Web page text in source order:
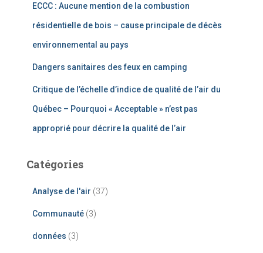
ECCC : Aucune mention de la combustion
résidentielle de bois – cause principale de décès
environnemental au pays
Dangers sanitaires des feux en camping
Critique de l’échelle d’indice de qualité de l’air du
Québec – Pourquoi « Acceptable » n’est pas
approprié pour décrire la qualité de l’air
Catégories
Analyse de l'air (37)
Communauté (3)
données (3)